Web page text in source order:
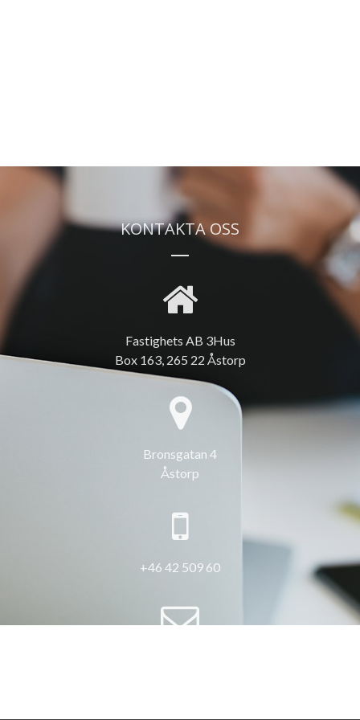
KONTAKTA OSS
Fastighets AB 3Hus
Box 163, 265 22 Åstorp
Bronsgatan 4
Åstorp
+46 42 509 60